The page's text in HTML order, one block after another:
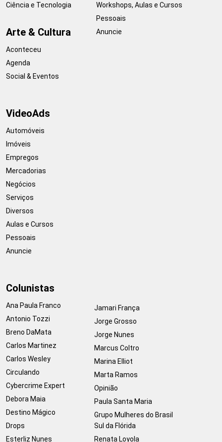
Ciência e Tecnologia
Arte & Cultura
Aconteceu
Agenda
Social & Eventos
Workshops, Aulas e Cursos
Pessoais
Anuncie
VideoAds
Automóveis
Imóveis
Empregos
Mercadorias
Negócios
Serviços
Diversos
Aulas e Cursos
Pessoais
Anuncie
Colunistas
Ana Paula Franco
Antonio Tozzi
Breno DaMata
Carlos Martinez
Carlos Wesley
Circulando
Cybercrime Expert
Debora Maia
Destino Mágico
Drops
Esterliz Nunes
Jamari França
Jorge Grosso
Jorge Nunes
Marcus Coltro
Marina Elliot
Marta Ramos
Opinião
Paula Santa Maria
Grupo Mulheres do Brasil
Sul da Flórida
Renata Loyola